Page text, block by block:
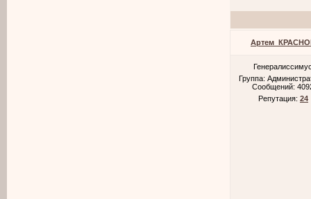
Группа:
Сообщений:
Репутация: 24